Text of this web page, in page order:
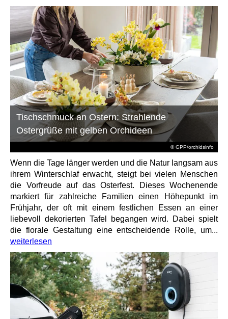
© GPP/orchidsinfo
Tischschmuck an Ostern: Strahlende
Ostergrüße mit gelben Orchideen
Wenn die Tage länger werden und die Natur langsam aus
ihrem Winterschlaf erwacht, steigt bei vielen Menschen
die Vorfreude auf das Osterfest. Dieses Wochenende
markiert für zahlreiche Familien einen Höhepunkt im
Frühjahr, der oft mit einem festlichen Essen an einer
liebevoll dekorierten Tafel begangen wird. Dabei spielt
die florale Gestaltung eine entscheidende Rolle, um...
weiterlesen